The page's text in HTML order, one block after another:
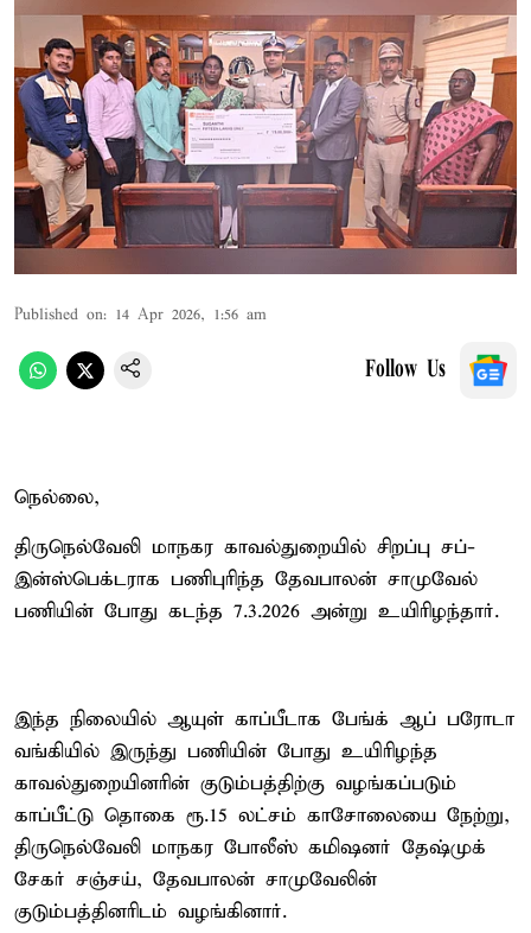
Published on: 14 Apr 2026, 1:56 am
Follow Us
நெல்லை,
திருநெல்வேலி மாநகர காவல்துறையில் சிறப்பு சப்-
இன்ஸ்பெக்டராக பணிபுரிந்த தேவபாலன் சாமுவேல்
பணியின் போது கடந்த 7.3.2026 அன்று உயிரிழந்தார்.
இந்த நிலையில் ஆயுள் காப்பீடாக பேங்க் ஆப் பரோடா
வங்கியில் இருந்து பணியின் போது உயிரிழந்த
காவல்துறையினரின் குடும்பத்திற்கு வழங்கப்படும்
காப்பீட்டு தொகை ரூ.15 லட்சம் காசோலையை நேற்று,
திருநெல்வேலி மாநகர போலீஸ் கமிஷனர் தேஷ்முக்
சேகர் சஞ்சய், தேவபாலன் சாமுவேலின்
குடும்பத்தினரிடம் வழங்கினார்.